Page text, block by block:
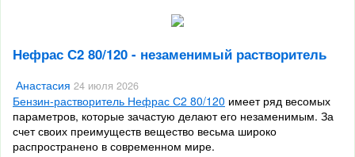
Нефрас С2 80/120 - незаменимый растворитель
Анастасия 24 июля 2026
Бензин-растворитель Нефрас С2 80/120 имеет ряд весомых
параметров, которые зачастую делают его незаменимым. За
счет своих преимуществ вещество весьма широко
распространено в современном мире.